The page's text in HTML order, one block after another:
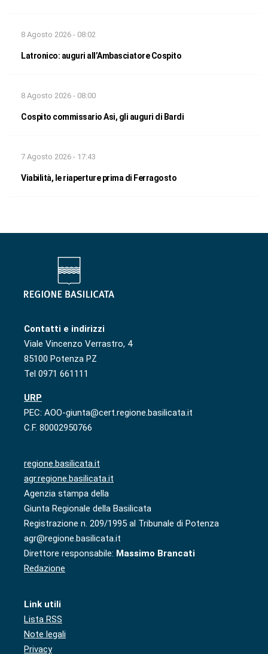
8 Agosto 2026 - 08:02
Latronico: auguri all’Ambasciatore Cospito
8 Agosto 2026 - 08:00
Cospito commissario Asi, gli auguri di Bardi
7 Agosto 2026 - 17:43
Viabilità, le riaperture prima di Ferragosto
Contatti e indirizzi
Viale Vincenzo Verrastro, 4
85100 Potenza PZ
Tel 0971 661111
URP
PEC: AOO-giunta@cert.regione.basilicata.it
C.F. 80002950766
regione.basilicata.it
agr.regione.basilicata.it
Agenzia stampa della
Giunta Regionale della Basilicata
Registrazione n. 209/1995 al Tribunale di Potenza
agr@regione.basilicata.it
Direttore responsabile: Massimo Brancati
Redazione
Link utili
Lista RSS
Note legali
Privacy